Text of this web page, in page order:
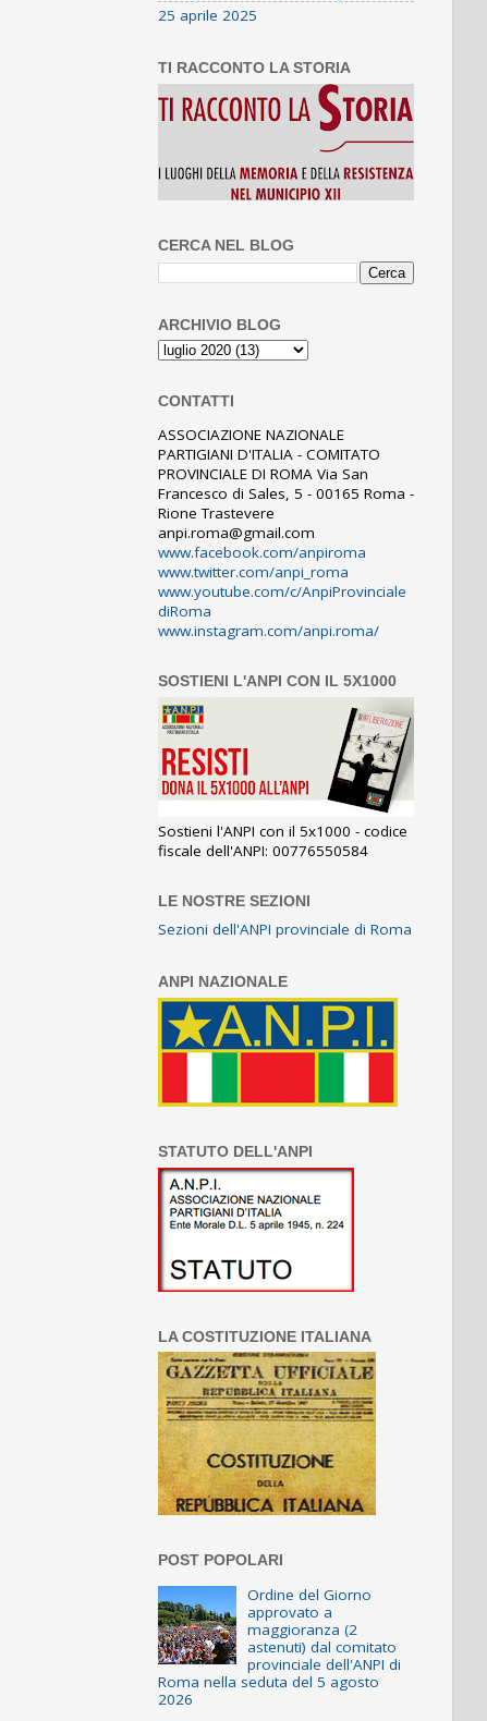
25 aprile 2025
TI RACCONTO LA STORIA
CERCA NEL BLOG
ARCHIVIO BLOG
CONTATTI
ASSOCIAZIONE NAZIONALE
PARTIGIANI D'ITALIA - COMITATO
PROVINCIALE DI ROMA Via San
Francesco di Sales, 5 - 00165 Roma -
Rione Trastevere
anpi.roma@gmail.com
www.facebook.com/anpiroma
www.twitter.com/anpi_roma
www.youtube.com/c/AnpiProvinciale
diRoma
www.instagram.com/anpi.roma/
SOSTIENI L'ANPI CON IL 5X1000
Sostieni l'ANPI con il 5x1000 - codice
fiscale dell'ANPI: 00776550584
LE NOSTRE SEZIONI
Sezioni dell'ANPI provinciale di Roma
ANPI NAZIONALE
STATUTO DELL'ANPI
LA COSTITUZIONE ITALIANA
POST POPOLARI
Ordine del Giorno
approvato a
maggioranza (2
astenuti) dal comitato
provinciale dell'ANPI di
Roma nella seduta del 5 agosto
2026